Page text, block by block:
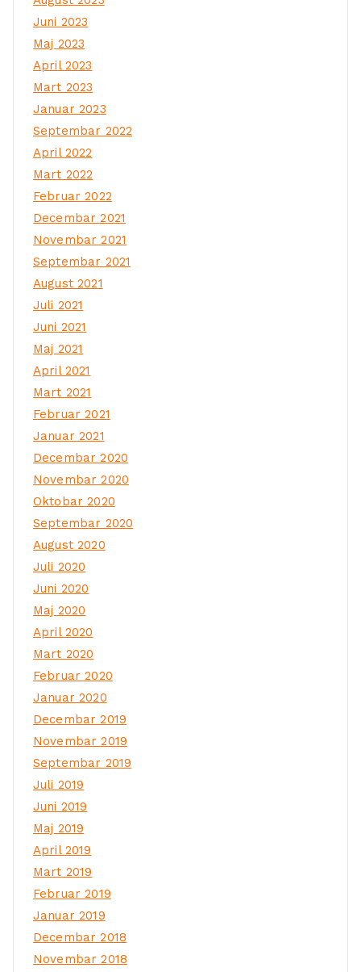
Juni 2023
Maj 2023
April 2023
Mart 2023
Januar 2023
Septembar 2022
April 2022
Mart 2022
Februar 2022
Decembar 2021
Novembar 2021
Septembar 2021
August 2021
Juli 2021
Juni 2021
Maj 2021
April 2021
Mart 2021
Februar 2021
Januar 2021
Decembar 2020
Novembar 2020
Oktobar 2020
Septembar 2020
August 2020
Juli 2020
Juni 2020
Maj 2020
April 2020
Mart 2020
Februar 2020
Januar 2020
Decembar 2019
Novembar 2019
Septembar 2019
Juli 2019
Juni 2019
Maj 2019
April 2019
Mart 2019
Februar 2019
Januar 2019
Decembar 2018
Novembar 2018